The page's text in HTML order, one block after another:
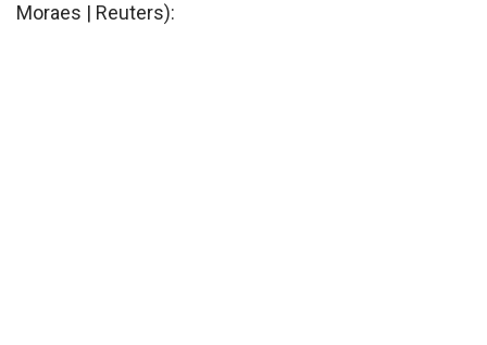
Moraes | Reuters):